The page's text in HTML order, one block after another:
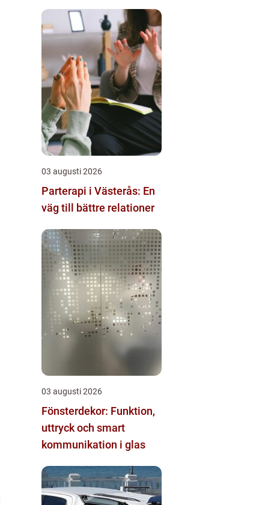
03 augusti 2026
Parterapi i Västerås: En
väg till bättre relationer
03 augusti 2026
Fönsterdekor: Funktion,
uttryck och smart
kommunikation i glas